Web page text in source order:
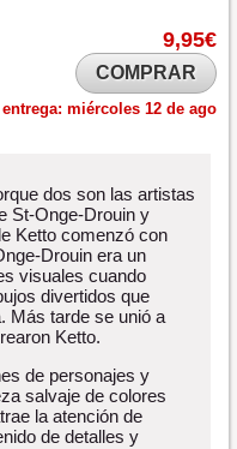
9,95€
COMPRAR
miércoles 12 de ago
dos son las artistas
St-Onge-Drouin y
Ketto comenzó con
Drouin era un
visuales cuando
divertidos que
Más tarde se unió a
Ketto.
de personajes y
salvaje de colores
la atención de
de detalles y